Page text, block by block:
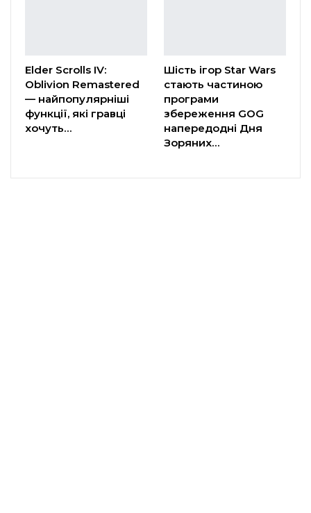
Elder Scrolls IV:
Oblivion Remastered
— найпопулярніші
функції, які гравці
хочуть…
Шість ігор Star Wars
стають частиною
програми
збереження GOG
напередодні Дня
Зоряних…